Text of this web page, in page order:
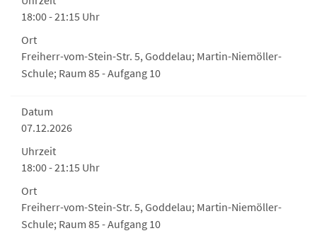
18:00 - 21:15 Uhr
Ort
Freiherr-vom-Stein-Str. 5, Goddelau; Martin-Niemöller-
Schule; Raum 85 - Aufgang 10
Datum
07.12.2026
Uhrzeit
18:00 - 21:15 Uhr
Ort
Freiherr-vom-Stein-Str. 5, Goddelau; Martin-Niemöller-
Schule; Raum 85 - Aufgang 10